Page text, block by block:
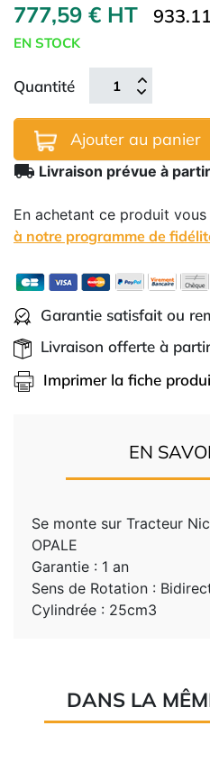
777,59 € HT
EN STOCK
Quantité
Ajouter au panier
local_shipping Livraison prévue à
En achetant ce produit vous
à notre programme de
Garantie satisfait ou
Livraison offerte à
Imprimer la fiche
EN
Se monte sur Tracteur
OPALE
Garantie : 1 an
Sens de Rotation :
Cylindrée : 25cm3
DANS LA